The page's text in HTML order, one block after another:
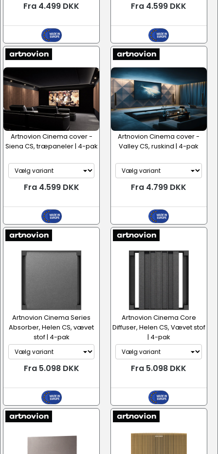
Fra 4.499 DKK Fra 4.599 DKK
Artnovion Cinema cover -
Siena CS, træpaneler | 4-pak
Fra 4.599 DKK
Artnovion Cinema cover -
Valley CS, ruskind | 4-pak
Fra 4.799 DKK
Artnovion Cinema Series
Absorber, Helen CS, vævet
stof | 4-pak
Fra 5.098 DKK
Artnovion Cinema Core
Diffuser, Helen CS, Vævet stof
| 4-pak
Fra 5.098 DKK